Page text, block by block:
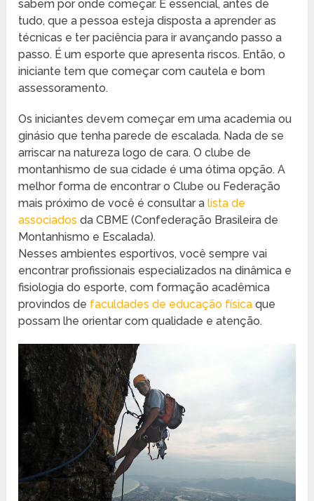
sabem por onde começar. É essencial, antes de
tudo, que a pessoa esteja disposta a aprender as
técnicas e ter paciência para ir avançando passo a
passo. É um esporte que apresenta riscos. Então, o
iniciante tem que começar com cautela e bom
assessoramento.
Os iniciantes devem começar em uma academia ou
ginásio que tenha parede de escalada. Nada de se
arriscar na natureza logo de cara. O clube de
montanhismo de sua cidade é uma ótima opção. A
melhor forma de encontrar o Clube ou Federação
mais próximo de você é consultar alista de
associados da CBME (Confederação Brasileira de
Montanhismo e Escalada).
Nesses ambientes esportivos, você sempre vai
encontrar profissionais especializados na dinâmica e
fisiologia do esporte, com formação acadêmica
provindos de faculdades de educação física que
possam lhe orientar com qualidade e atenção.